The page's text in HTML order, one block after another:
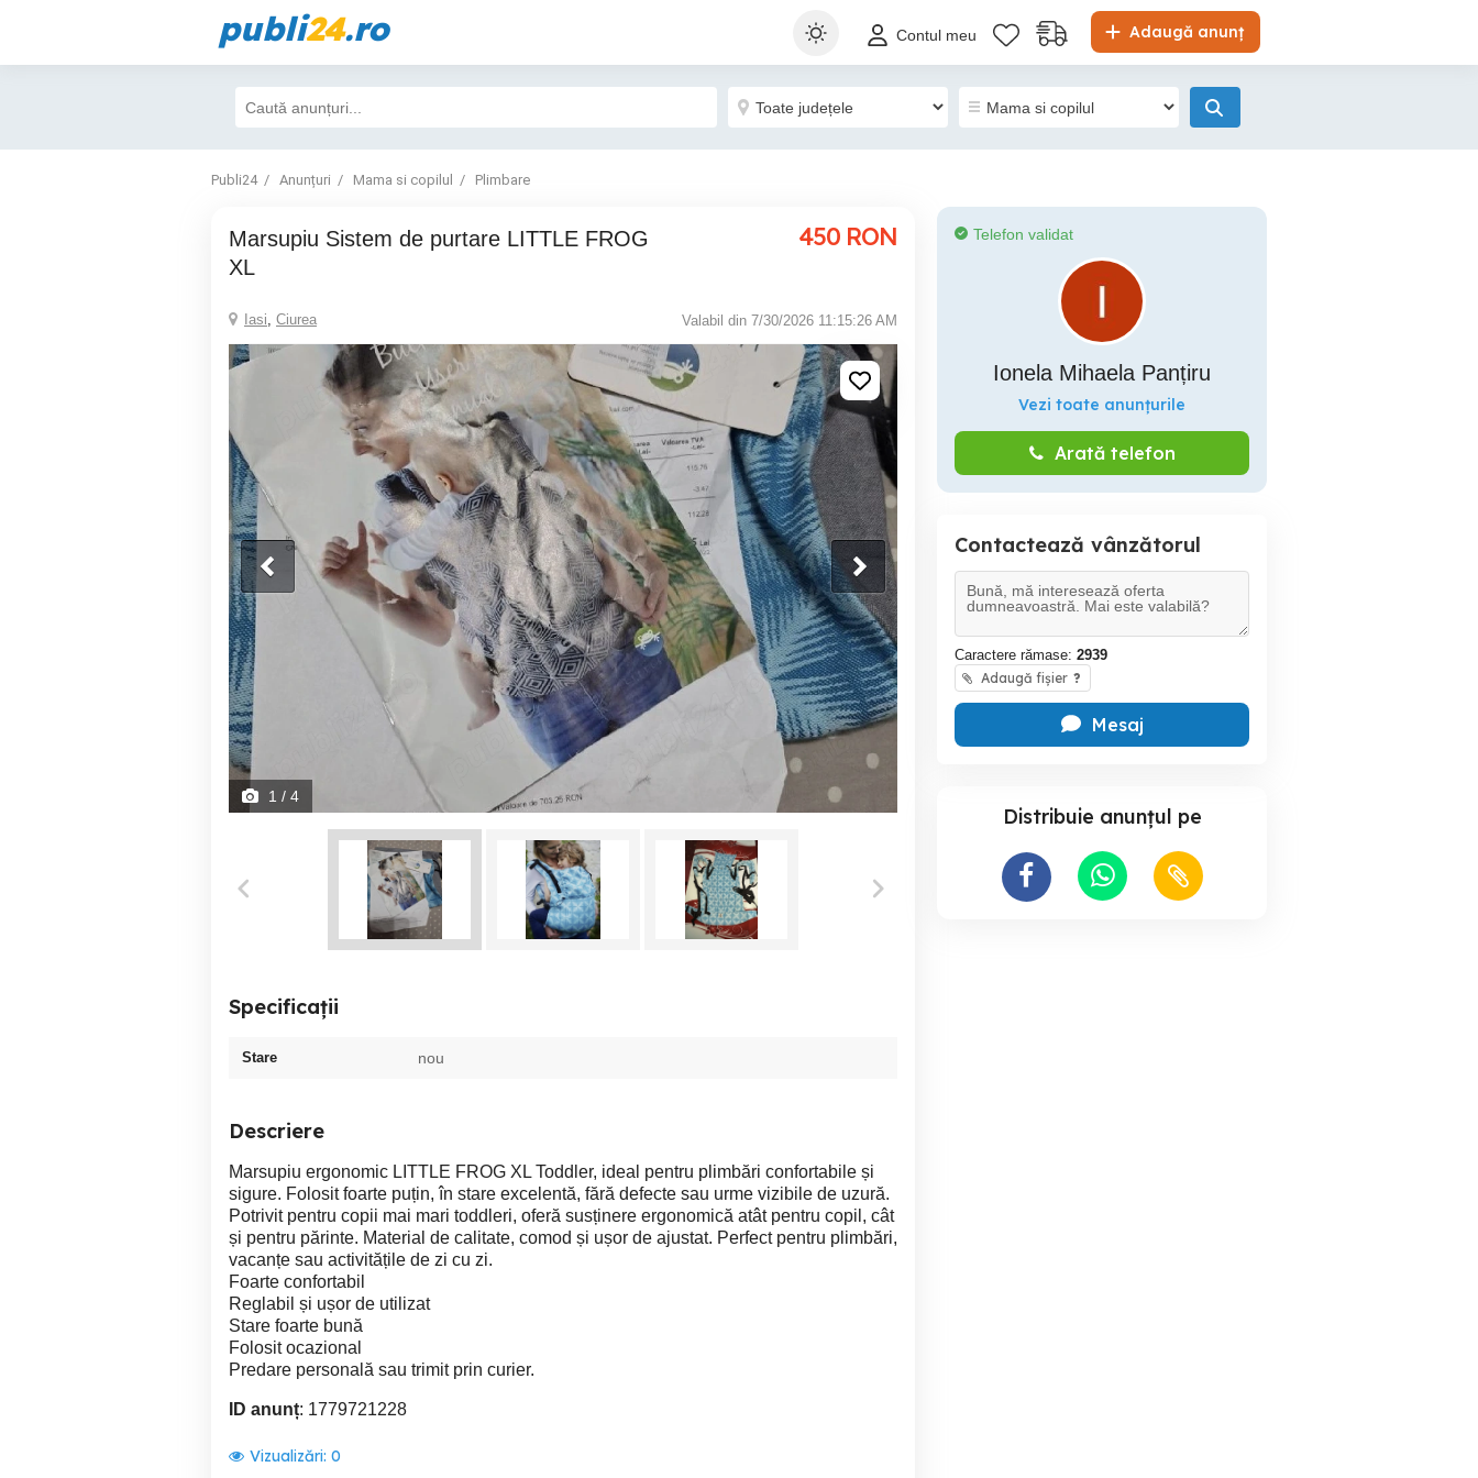
publi24.ro Adaugă anunț
Contul meu
Publi24 Anunțuri Mama si copilul Plimbare
Marsupiu Sistem de purtare LITTLE FROG
XL
450 RON
Iasi, Ciurea Valabil din 7/30/2026 11:15:26 AM
1 / 4
Specificații
Stare nou
Descriere
Marsupiu ergonomic LITTLE FROG XL Toddler, ideal pentru plimbări confortabile și
sigure. Folosit foarte puțin, în stare excelentă, fără defecte sau urme vizibile de uzură.
Potrivit pentru copii mai mari toddleri, oferă susținere ergonomică atât pentru copil, cât
și pentru părinte. Material de calitate, comod și ușor de ajustat. Perfect pentru plimbări,
vacanțe sau activitățile de zi cu zi.
Foarte confortabil
Reglabil și ușor de utilizat
Stare foarte bună
Folosit ocazional
Predare personală sau trimit prin curier.
ID anunț: 1779721228
Vizualizări: 0
Telefon validat
Ionela Mihaela Panțiru
Vezi toate anunțurile
Arată telefon
Contactează vânzătorul
Caractere rămase: 2939
Adaugă fișier ?
Mesaj
Distribuie anunțul pe